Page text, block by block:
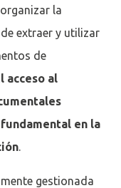
la
extraer y utilizar
de
acceso al
en la
.
gestionada